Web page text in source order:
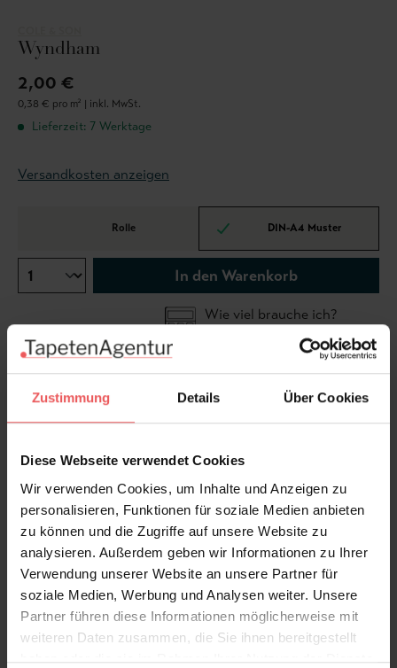
Zustimmung Details Über Cookies
Diese Webseite verwendet Cookies
Wir verwenden Cookies, um Inhalte und Anzeigen zu
personalisieren, Funktionen für soziale Medien anbieten
zu können und die Zugriffe auf unsere Website zu
analysieren. Außerdem geben wir Informationen zu Ihrer
Verwendung unserer Website an unsere Partner für
soziale Medien, Werbung und Analysen weiter. Unsere
Partner führen diese Informationen möglicherweise mit
weiteren Daten zusammen, die Sie ihnen bereitgestellt
haben oder die sie im Rahmen Ihrer Nutzung der Dienste
Wyndham
2,00 €
0,38 € pro m² | inkl. MwSt.
Lieferzeit: 7 Werktage
Versandkosten anzeigen
Rolle DIN-A4 Muster
In den Warenkorb
Wie viel brauche ich?
Rollen & Mengen berechnen
Ausdruckstarke Wandgestaltung für Wohnzimmer.
Produktdetails
Versand & Zahlung
Bewertungen